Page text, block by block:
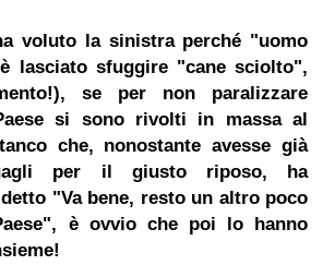
voluto la sinistra perché "uomo
lasciato sfuggire "cane sciolto",
se per non paralizzare
si sono rivolti in massa al
che, nonostante avesse già
per il giusto riposo, ha
"Va bene, resto un altro poco
è ovvio che poi lo hanno